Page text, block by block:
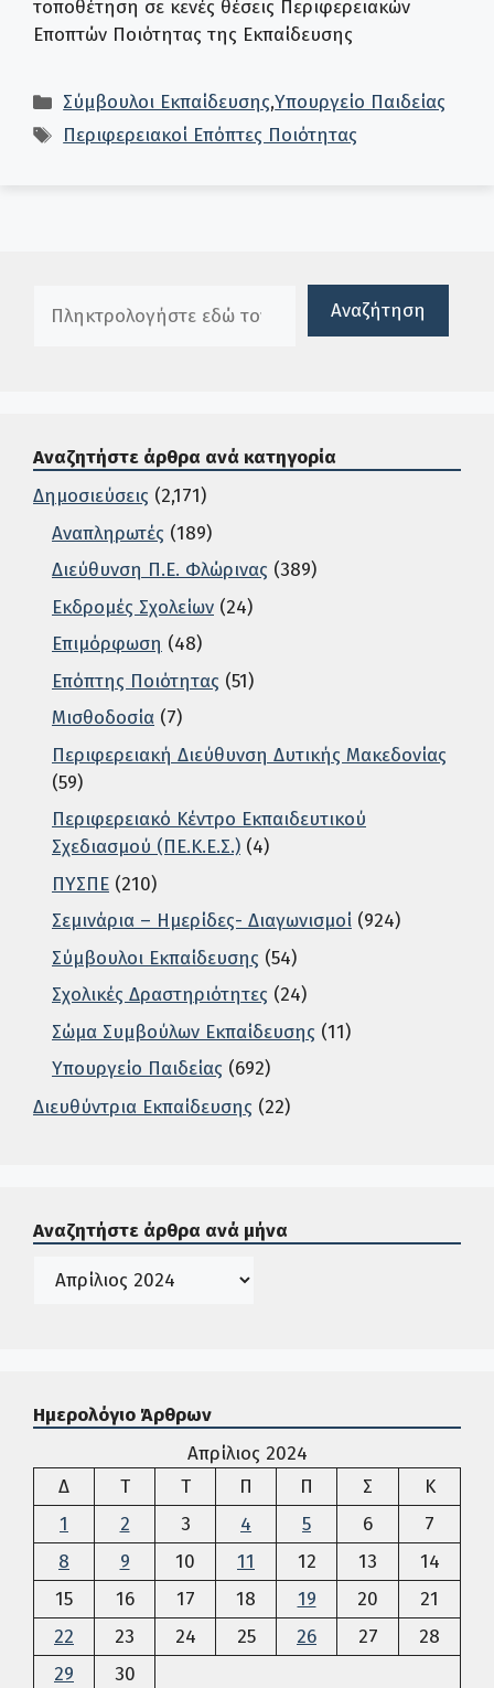
τοποθέτηση σε κενές θέσεις Περιφερειακών
Εποπτών Ποιότητας της Εκπαίδευσης
Κατηγορίες
Σύμβουλοι Εκπαίδευσης,Υπουργείο Παιδείας
Ετικέτες
Περιφερειακοί Επόπτες Ποιότητας
Αναζήτηση
Αναζητήστε άρθρα ανά κατηγορία
Δημοσιεύσεις (2,171)
Αναπληρωτές (189)
Διεύθυνση Π.Ε. Φλώρινας (389)
Εκδρομές Σχολείων (24)
Επιμόρφωση (48)
Επόπτης Ποιότητας (51)
Μισθοδοσία (7)
Περιφερειακή Διεύθυνση Δυτικής Μακεδονίας
(59)
Περιφερειακό Κέντρο Εκπαιδευτικού
Σχεδιασμού (ΠΕ.Κ.Ε.Σ.) (4)
ΠΥΣΠΕ (210)
Σεμινάρια – Ημερίδες- Διαγωνισμοί (924)
Σύμβουλοι Εκπαίδευσης (54)
Σχολικές Δραστηριότητες (24)
Σώμα Συμβούλων Εκπαίδευσης (11)
Υπουργείο Παιδείας (692)
Διευθύντρια Εκπαίδευσης (22)
Αναζητήστε άρθρα ανά μήνα
Ιστορικό
Ημερολόγιο Άρθρων
Απρίλιος 2024
ΔΔευτέρα
ΤΤρίτη ΤΤετάρτη
Π Πέμπτη
Π Παρασκευή
Σ Σάββατο
Κ
1
2 3 4 5 6
7
8
9 10 11 12 13
14
15
16 17 18 19 20
21
22
23 24 25 26 27
28
29
30